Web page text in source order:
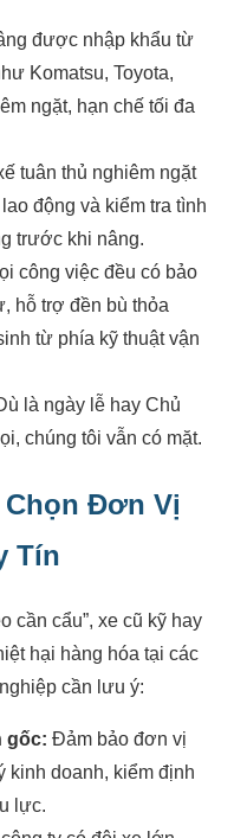
được nhập khẩu từ
Komatsu, Toyota,
ngặt, hạn chế tối đa
tuân thủ nghiêm ngặt
động và kiểm tra tình
trước khi nâng.
công việc đều có bảo
hỗ trợ đền bù thỏa
từ phía kỹ thuật vận
là ngày lễ hay Chủ
chúng tôi vẫn có mặt.
Chọn Đơn Vị
Tín
cần cẩu”, xe cũ kỹ hay
hại hàng hóa tại các
cần lưu ý:
gốc: Đảm bảo đơn vị
kinh doanh, kiểm định
lực.